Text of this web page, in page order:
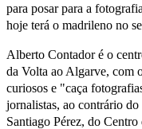
para posar para a
hoje terá o madrileno no
Alberto Contador é o
da Volta ao Algarve, com
curiosos e "caça
jornalistas, ao contrário
Santiago Pérez, do